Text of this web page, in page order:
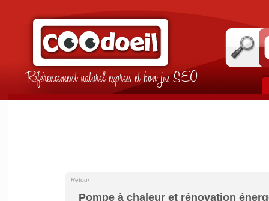
Référencement naturel express et bon jus SEO
Pompe à chaleur et rénovation
Retour